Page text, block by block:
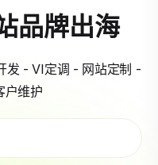
品牌出海
发 - VI定调 - 网站定制 -
户维护